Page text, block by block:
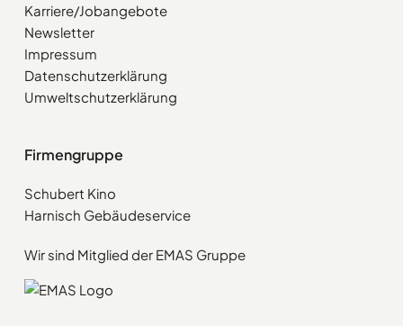
Karriere/Jobangebote
Newsletter
Impressum
Datenschutzerklärung
Umweltschutzerklärung
Firmengruppe
Schubert Kino
Harnisch Gebäudeservice
Wir sind Mitglied der EMAS Gruppe